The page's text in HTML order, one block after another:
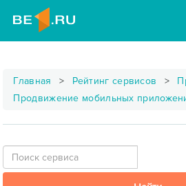
Главная Рейтинг сервисов
Продвижение мобильных